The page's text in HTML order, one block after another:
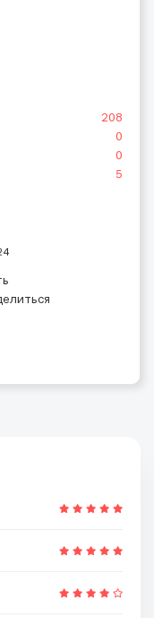
208
0
0
5